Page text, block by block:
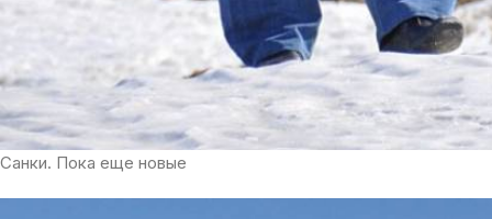
Санки. Пока еще новые